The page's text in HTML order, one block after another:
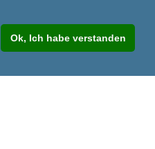
Ok, Ich habe verstanden